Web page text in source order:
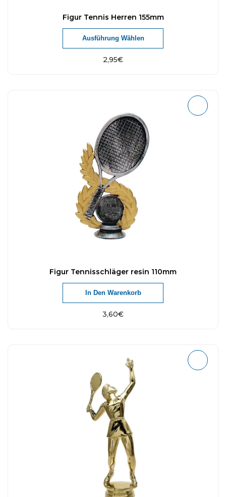
Figur Tennis Herren 155mm
2,95€
Ausführung Wählen
Figur Tennisschläger resin 110mm
3,60€
In Den Warenkorb